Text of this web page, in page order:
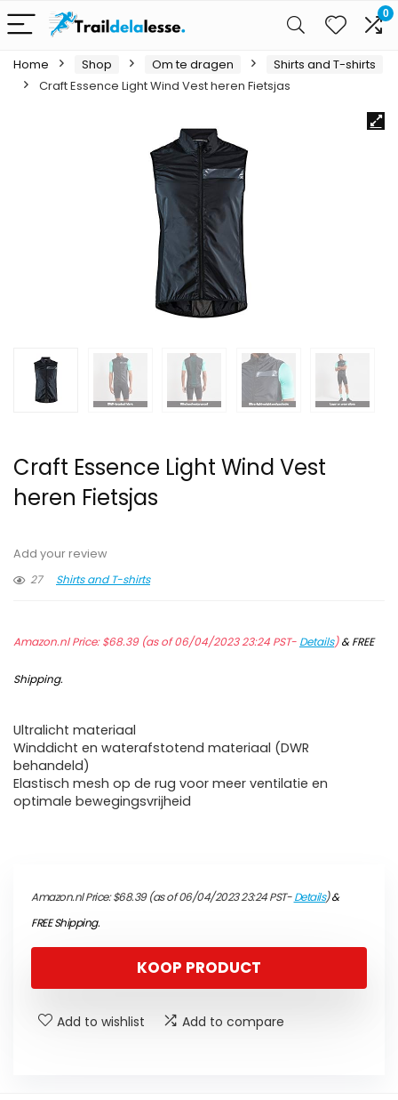
0
Home Shop Om te dragen
Shirts and T-shirts
Craft Essence Light Wind Vest heren Fietsjas
Craft Essence Light Wind Vest
heren Fietsjas
Add your review
27
Shirts and T-shirts
Amazon.nl Price:$68.39(as of 06/04/2023 23:24 PST- Details)&FREE
Shipping.
Ultralicht materiaal
Winddicht en waterafstotend materiaal (DWR
behandeld)
Elastisch mesh op de rug voor meer ventilatie en
optimale bewegingsvrijheid
Amazon.nl Price:$68.39(as of 06/04/2023 23:24 PST-Details)&
FREE Shipping.
KOOP PRODUCT
Add to wishlist Add to compare